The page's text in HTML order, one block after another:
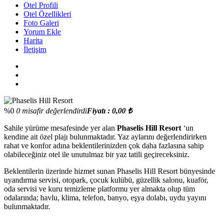
Otel Profili
Otel Özellikleri
Foto Galeri
Yorum Ekle
Harita
İletişim
%0 0 misafir değerlendirdiFiyatı : 0,00 ₺
Sahile yürüme mesafesinde yer alan Phaselis Hill Resort ‘un
kendine ait özel plajı bulunmaktadır. Yaz aylarını değerlendirirken
rahat ve konfor adına beklentilerinizden çok daha fazlasına sahip
olabileceğiniz otel ile unutulmaz bir yaz tatili geçireceksiniz.
Beklentilerin üzerinde hizmet sunan Phaselis Hill Resort bünyesinde
uyandırma servisi, otopark, çocuk kulübü, güzellik salonu, kuaför,
oda servisi ve kuru temizleme platformu yer almakta olup tüm
odalarında; havlu, klima, telefon, banyo, eşya dolabı, uydu yayını
bulunmaktadır.